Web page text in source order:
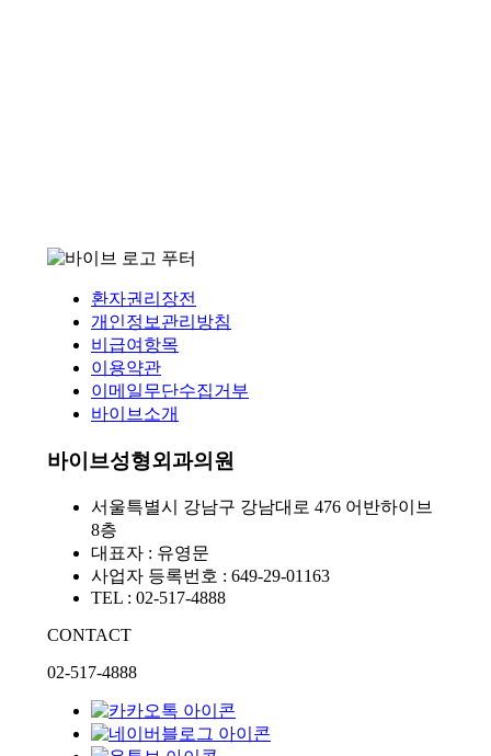
환자권리장전
개인정보관리방침
비급여항목
이용약관
이메일무단수집거부
바이브소개
바이브성형외과의원
서울특별시 강남구 강남대로 476 어반하이브
8층
대표자 : 유영문
사업자 등록번호 : 649-29-01163
TEL : 02-517-4888
CONTACT
02-517-4888